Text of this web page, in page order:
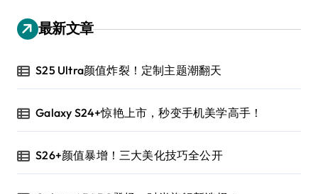
最新文章
S25 Ultra颜值炸裂！定制主题潮翻天
Galaxy S24+惊艳上市，秒变手机美学高手！
S26+颜值暴增！三大美化技巧全公开